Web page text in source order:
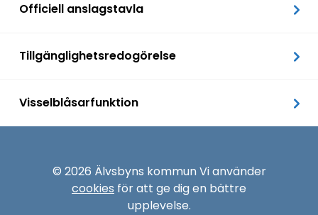
Officiell anslagstavla
Tillgänglighetsredogörelse
Visselblåsarfunktion
© 2026 Älvsbyns kommun Vi använder
cookies för att ge dig en bättre
upplevelse.